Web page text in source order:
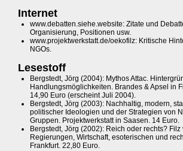
Internet
www.debatten.siehe.website: Zitate und
Organisierung, Positionen usw.
www.projektwerkstatt.de/oekofilz: Kritische
NGOs.
Lesestoff
Bergstedt, Jörg (2004): Mythos Attac.
Handlungsmöglichkeiten. Brandes & Apsel in
14,90 Euro (erscheint Juli 2004).
Bergstedt, Jörg (2003): Nachhaltig, modern,
politischer Ideologien und der Strategien von
Gruppen. Projektwerkstatt in Saasen. 14 Euro.
Bergstedt, Jörg (2002): Reich oder rechts?
Regierungen, Wirtschaft, esoterischen und
Frankfurt. 22,80 Euro.